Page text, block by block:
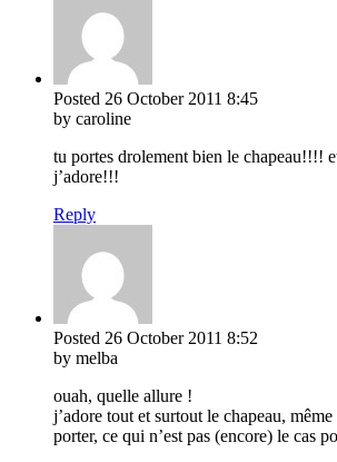
Posted 26 October 2011 8:45
by caroline
tu portes drolement bien le chapeau!!!!
j’adore!!!
Reply
Posted 26 October 2011 8:52
by melba
ouah, quelle allure !
j’adore tout et surtout le chapeau,
porter, ce qui n’est pas (encore) le cas